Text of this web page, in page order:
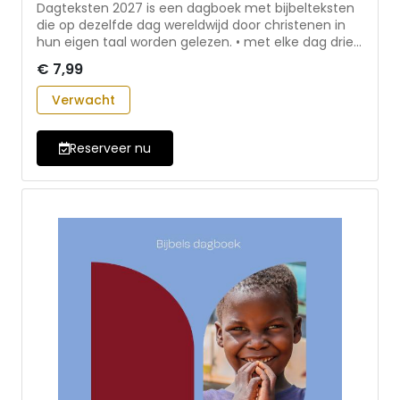
Dagteksten 2027 is een dagboek met bijbelteksten
die op dezelfde dag wereldwijd door christenen in
hun eigen taal worden gelezen. • met elke dag drie
uit het Oude en één uit het Nieuwe Testament) en
een lied of gedicht dat de Evangelische
Broedergemeente erbij heeft gezocht • door het
kleine formaat makkelijk mee te nemen in de
binnenzak of tas Dagteksten wordt jaarlijks
samengesteld door de Evangelische
Broedergemeente. Het boek verschijnt in meer dan
zestig talen.
€ 7,99
Verwacht
Reserveer nu